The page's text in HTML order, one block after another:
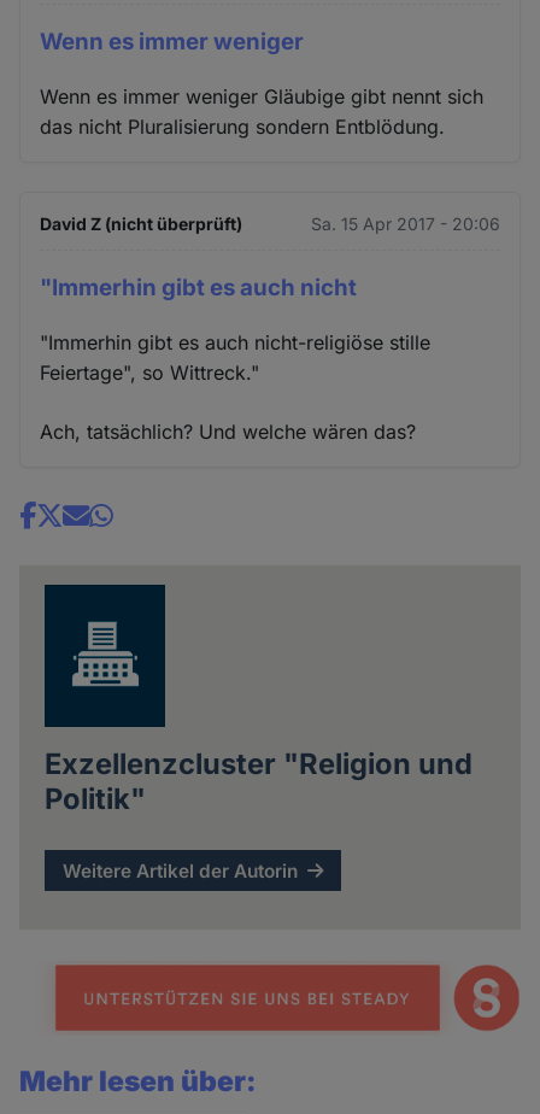
Wenn es immer weniger
Wenn es immer weniger Gläubige gibt nennt sich
das nicht Pluralisierung sondern Entblödung.
David Z (nicht überprüft) Sa. 15 Apr 2017 - 20:06
"Immerhin gibt es auch nicht
"Immerhin gibt es auch nicht-religiöse stille
Feiertage", so Wittreck."
Ach, tatsächlich? Und welche wären das?
Share
Exzellenzcluster "Religion und
Politik"
Weitere Artikel der Autorin
Mehr lesen über: